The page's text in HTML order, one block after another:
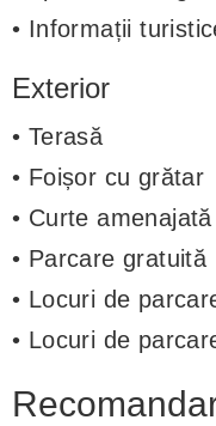
• Informații
Exterior
• Terasă
• Foișor cu grătar
• Curte amenajată
• Parcare gratuită
• Locuri de
• Locuri de